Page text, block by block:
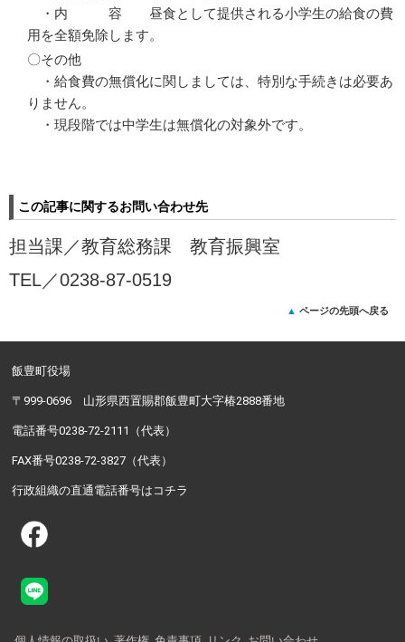
・内 容 昼食として提供される小学生の給食の費
用を全額免除します。
〇その他
・給食費の無償化に関しましては、特別な手続きは必要あ
りません。
・現段階では中学生は無償化の対象外です。
この記事に関するお問い合わせ先
担当課／教育総務課 教育振興室
TEL／0238-87-0519
ページの先頭へ戻る
飯豊町役場
〒999-0696 山形県西置賜郡飯豊町大字椿2888番地
電話番号0238-72-2111（代表）
FAX番号0238-72-3827（代表）
行政組織の直通電話番号はコチラ